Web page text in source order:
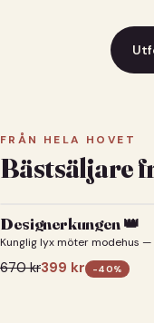
FRÅN HELA HOVET
Bästsäljare
Designerkungen 👑
Kunglig lyx möter modehus —
670kr399 kr -40%